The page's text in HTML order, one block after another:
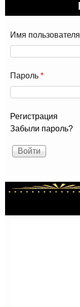
Имя пользователя
Пароль *
Регистрация
Забыли пароль?